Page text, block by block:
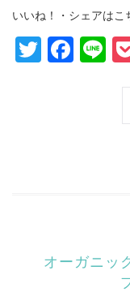
いいね！・シェアはこ
Twitter
オーガニッ